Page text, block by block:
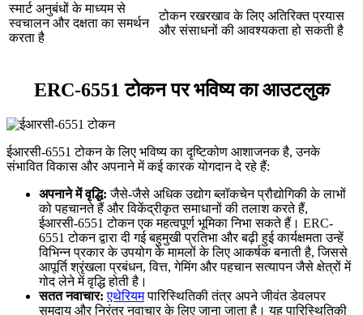
स्मार्ट अनुबंधों के माध्यम से
स्वचालन और दक्षता का समर्थन
करता है
टोकन रखरखाव के लिए अतिरिक्त प्रयास
और संसाधनों की आवश्यकता हो सकती है
ERC-6551 टोकन पर भविष्य का आउटलुक
ईआरसी-6551 टोकन के लिए भविष्य का दृष्टिकोण आशाजनक है, उनके
संभावित विकास और अपनाने में कई कारक योगदान दे रहे हैं:
अपनाने में वृद्धि: जैसे-जैसे अधिक उद्योग ब्लॉकचेन प्रौद्योगिकी के लाभों
को पहचानते हैं और विकेंद्रीकृत समाधानों की तलाश करते हैं,
ईआरसी-6551 टोकन एक महत्वपूर्ण भूमिका निभा सकते हैं। ERC-
6551 टोकन द्वारा दी गई बहुमुखी प्रतिभा और बढ़ी हुई कार्यक्षमता उन्हें
विभिन्न प्रकार के उपयोग के मामलों के लिए आकर्षक बनाती है, जिससे
आपूर्ति श्रृंखला प्रबंधन, वित्त, गेमिंग और पहचान सत्यापन जैसे क्षेत्रों में
गोद लेने में वृद्धि होती है।
सतत नवाचार: एथेरियमपारिस्थितिकी तंत्र अपने जीवंत डेवलपर
समुदाय और निरंतर नवाचार के लिए जाना जाता है। यह पारिस्थितिकी